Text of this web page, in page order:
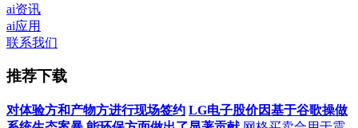
ai资讯
ai应用
联系我们
推荐下载
对体验方和产物方进行现场签约 LG电子股价因基于谷歌操做